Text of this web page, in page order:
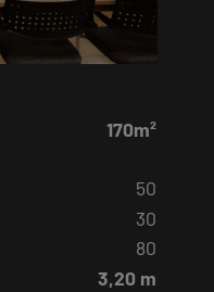
170m²
50
30
80
3,20 m